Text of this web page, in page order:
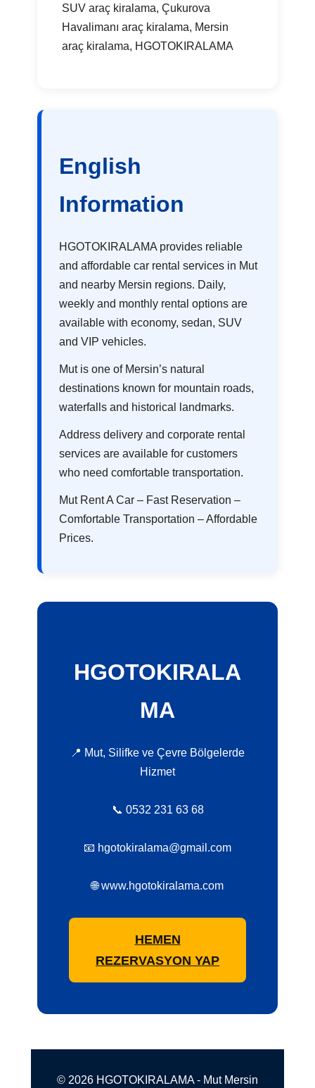
SUV araç kiralama, Çukurova
Havalimanı araç kiralama, Mersin
araç kiralama, HGOTOKIRALAMA
English
Information
HGOTOKIRALAMA provides reliable
and affordable car rental services in Mut
and nearby Mersin regions. Daily,
weekly and monthly rental options are
available with economy, sedan, SUV
and VIP vehicles.
Mut is one of Mersin’s natural
destinations known for mountain roads,
waterfalls and historical landmarks.
Address delivery and corporate rental
services are available for customers
who need comfortable transportation.
Mut Rent A Car – Fast Reservation –
Comfortable Transportation – Affordable
Prices.
HGOTOKIRALA
MA
📍 Mut, Silifke ve Çevre Bölgelerde
Hizmet
📞 0532 231 63 68
📧 hgotokiralama@gmail.com
🌐 www.hgotokiralama.com
HEMEN
REZERVASYON YAP
© 2026 HGOTOKIRALAMA - Mut Mersin